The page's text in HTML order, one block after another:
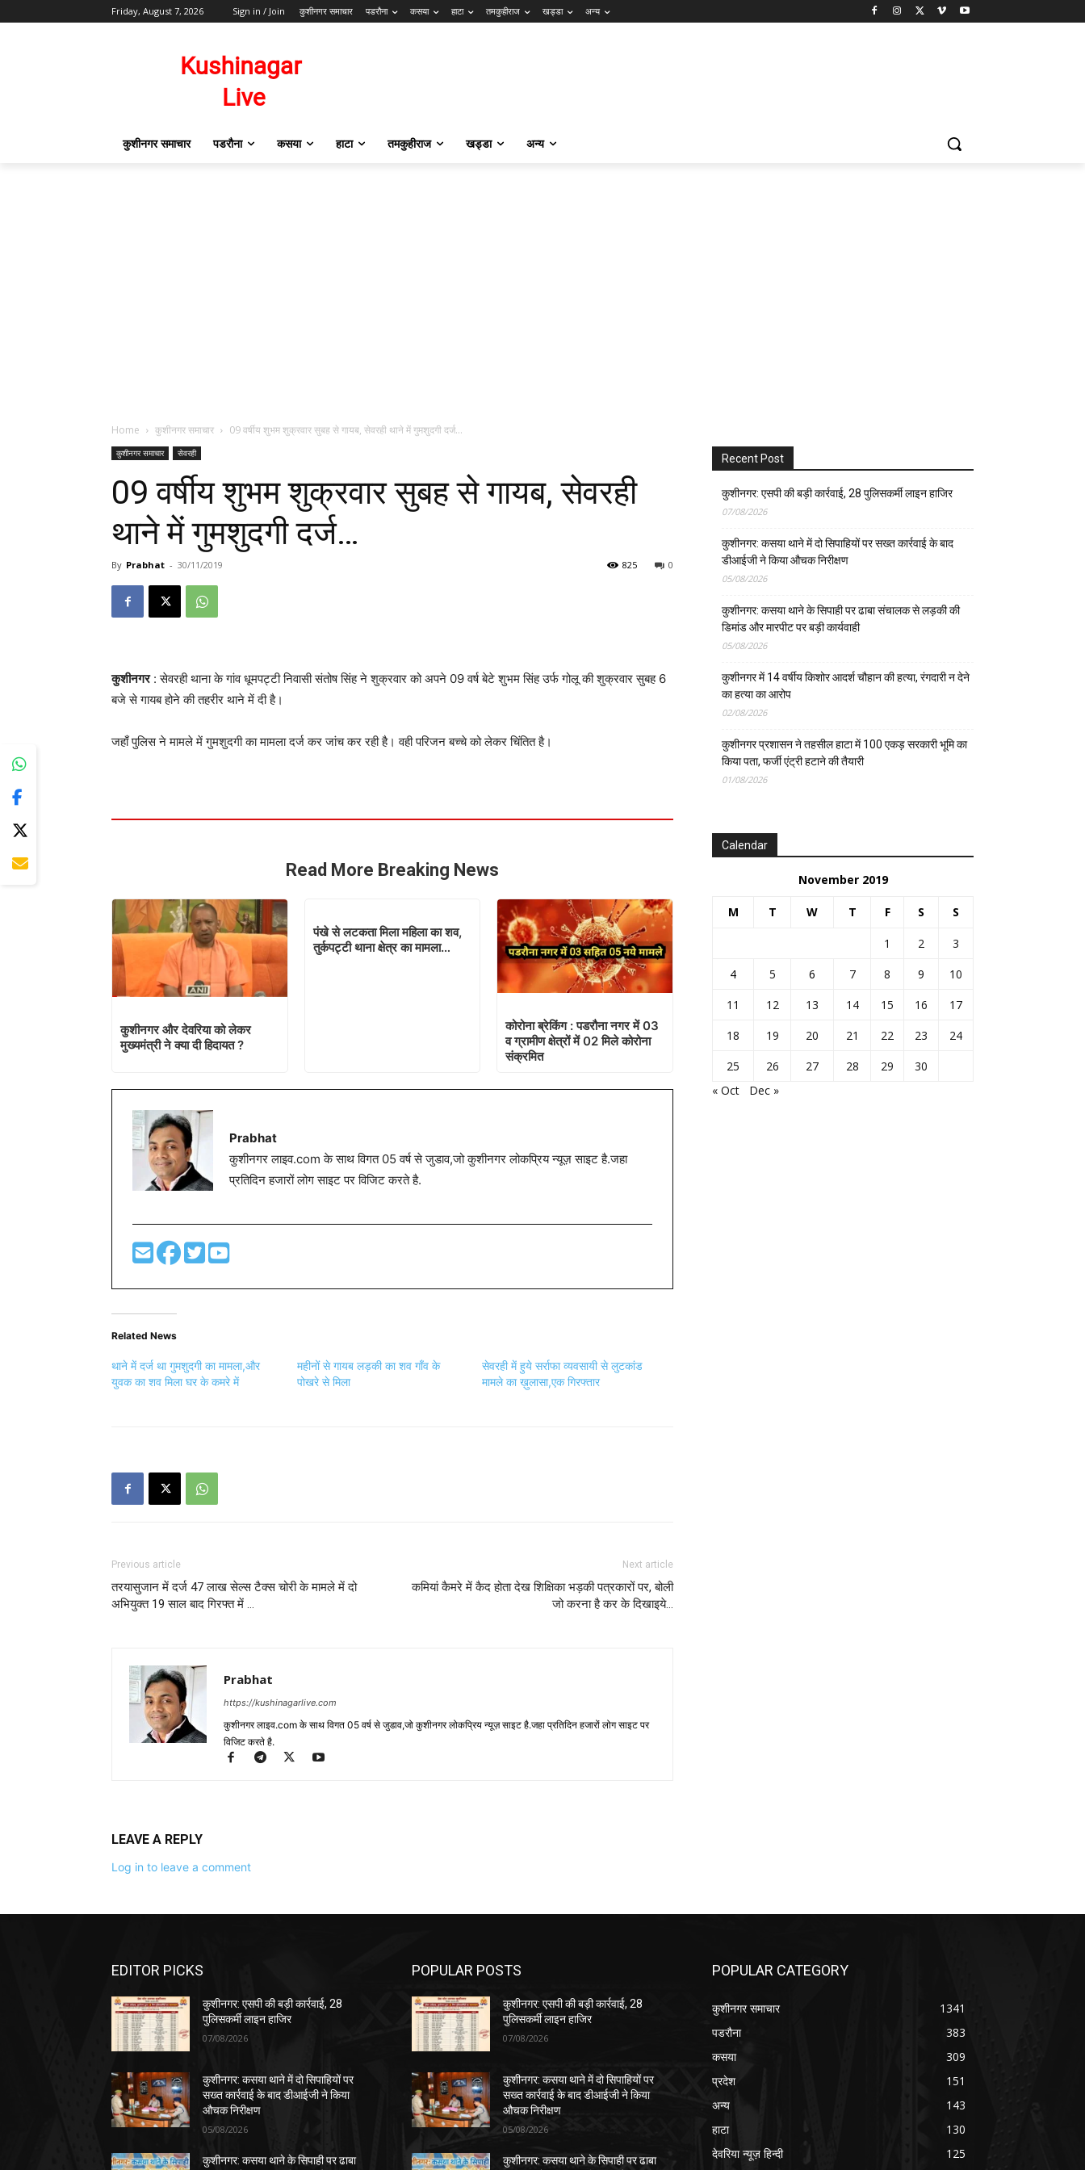
Friday, August 7, 2026 Sign in / Join कुशीनगर समाचार पडरौना कसया हाटा तमकुहीराज खड्डा अन्य
कुशीनगर समाचार पडरौना कसया हाटा तमकुहीराज खड्डा अन्य
Home कुशीनगर समाचार 09 वर्षीय शुभम शुक्रवार सुबह से गायब, सेवरही थाने में गुमशुदगी दर्ज…
कुशीनगर समाचार सेवरही
09 वर्षीय शुभम शुक्रवार सुबह से गायब, सेवरही
थाने में गुमशुदगी दर्ज…
By Prabhat - 30/11/2019 0
825
कुशीनगर: सेवरही थाना के गांव धूमपट्टी निवासी संतोष सिंह ने शुक्रवार को अपने 09 वर्ष बेटे शुभम सिंह उर्फ गोलू की शुक्रवार सुबह 6
बजे से गायब होने की तहरीर थाने में दी है।
जहाँ पुलिस ने मामले में गुमशुदगी का मामला दर्ज कर जांच कर रही है। वही परिजन बच्चे को लेकर चिंतित है।
Read More Breaking News
कुशीनगर और देवरिया को लेकर
मुख्यमंत्री ने क्या दी हिदायत ?
पंखे से लटकता मिला महिला का शव,
तुर्कपट्टी थाना क्षेत्र का मामला…
कोरोना ब्रेकिंग : पडरौना नगर में 03
व ग्रामीण क्षेत्रों में 02 मिले कोरोना
संक्रमित
Prabhat
कुशीनगर लाइव.com के साथ विगत 05 वर्ष से जुडाव,जो कुशीनगर लोकप्रिय न्यूज़ साइट है.जहा
प्रतिदिन हजारों लोग साइट पर विजिट करते है.
Related News
थाने में दर्ज था गुमशुदगी का मामला,और
युवक का शव मिला घर के कमरे में
महीनों से गायब लड़की का शव गाँव के
पोखरे से मिला
सेवरही में हुये सर्राफा व्यवसायी से लुटकांड
मामले का ख़ुलासा,एक गिरफ्तार
Previous article
तरयासुजान में दर्ज 47 लाख सेल्स टैक्स चोरी के मामले में दो
अभियुक्त 19 साल बाद गिरफ्त में …
Next article
कमियां कैमरे में कैद होता देख शिक्षिका भड़की पत्रकारों पर, बोली
जो करना है कर के दिखाइये…
Prabhat
https://kushinagarlive.com
कुशीनगर लाइव.com के साथ विगत 05 वर्ष से जुडाव,जो कुशीनगर लोकप्रिय न्यूज़ साइट है.जहा प्रतिदिन हजारों लोग साइट पर
विजिट करते है.
LEAVE A REPLY
Log in to leave a comment
Recent Post
कुशीनगर: एसपी की बड़ी कार्रवाई, 28 पुलिसकर्मी लाइन हाजिर
07/08/2026
कुशीनगर: कसया थाने में दो सिपाहियों पर सख्त कार्रवाई के बाद
डीआईजी ने किया औचक निरीक्षण
05/08/2026
कुशीनगर: कसया थाने के सिपाही पर ढाबा संचालक से लड़की की
डिमांड और मारपीट पर बड़ी कार्यवाही
05/08/2026
कुशीनगर में 14 वर्षीय किशोर आदर्श चौहान की हत्या, रंगदारी न देने
का हत्या का आरोप
02/08/2026
कुशीनगर प्रशासन ने तहसील हाटा में 100 एकड़ सरकारी भूमि का
किया पता, फर्जी एंट्री हटाने की तैयारी
01/08/2026
Calendar
November 2019
M T W T F S S
1 2
3
4
5 6 7 8 9
10
11
12 13 14 15 16
17
18
19 20 21 22 23
24
25
26 27 28 29
30
« Oct
Dec »
EDITOR PICKS
कुशीनगर: एसपी की बड़ी कार्रवाई, 28
पुलिसकर्मी लाइन हाजिर
07/08/2026
कुशीनगर: कसया थाने में दो सिपाहियों पर
सख्त कार्रवाई के बाद डीआईजी ने किया
औचक निरीक्षण
05/08/2026
कुशीनगर: कसया थाने के सिपाही पर ढाबा
POPULAR POSTS
कुशीनगर: एसपी की बड़ी कार्रवाई, 28
पुलिसकर्मी लाइन हाजिर
07/08/2026
कुशीनगर: कसया थाने में दो सिपाहियों पर
सख्त कार्रवाई के बाद डीआईजी ने किया
औचक निरीक्षण
05/08/2026
कुशीनगर: कसया थाने के सिपाही पर ढाबा
POPULAR CATEGORY
कुशीनगर समाचार
1341
पडरौना
383
कसया
309
प्रदेश
151
अन्य
143
हाटा
130
देवरिया न्यूज़ हिन्दी
125